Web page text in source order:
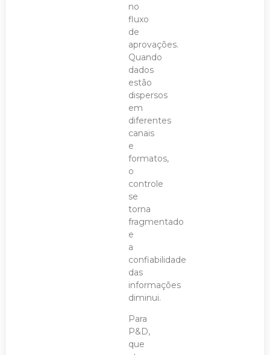
no
fluxo
de
aprovações.
Quando
dados
estão
dispersos
em
diferentes
canais
e
formatos,
o
controle
se
torna
fragmentado
e
a
confiabilidade
das
informações
diminui.
Para
P&D,
que